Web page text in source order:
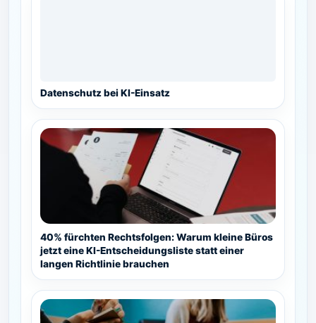
Datenschutz bei KI-Einsatz
40% fürchten Rechtsfolgen: Warum kleine Büros
jetzt eine KI-Entscheidungsliste statt einer
langen Richtlinie brauchen